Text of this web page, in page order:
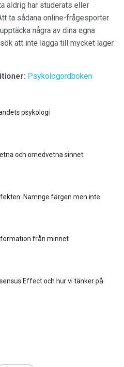
aldrig har studerats eller
ta sådana online-frågesporter
några av dina egna
att inte lägga till mycket lager
Psykologordboken
psykologi
och omedvetna sinnet
Namnge färgen men inte
från minnet
Effect och hur vi tänker på